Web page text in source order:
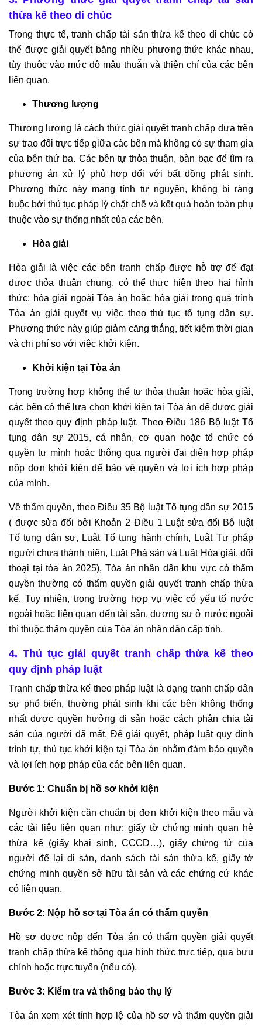
thừa kế theo di chúc
Trong thực tế, tranh chấp tài sản thừa kế theo di chúc có
thể được giải quyết bằng nhiều phương thức khác nhau,
tùy thuộc vào mức độ mâu thuẫn và thiện chí của các bên
liên quan.
Thương lượng
Thương lượng là cách thức giải quyết tranh chấp dựa trên
sự trao đổi trực tiếp giữa các bên mà không có sự tham gia
của bên thứ ba. Các bên tự thỏa thuận, bàn bạc để tìm ra
phương án xử lý phù hợp đối với bất đồng phát sinh.
Phương thức này mang tính tự nguyện, không bị ràng
buộc bởi thủ tục pháp lý chặt chẽ và kết quả hoàn toàn phụ
thuộc vào sự thống nhất của các bên.
Hòa giải
Hòa giải là việc các bên tranh chấp được hỗ trợ để đạt
được thỏa thuận chung, có thể thực hiện theo hai hình
thức: hòa giải ngoài Tòa án hoặc hòa giải trong quá trình
Tòa án giải quyết vụ việc theo thủ tục tố tụng dân sự.
Phương thức này giúp giảm căng thẳng, tiết kiệm thời gian
và chi phí so với việc khởi kiện.
Khởi kiện tại Tòa án
Trong trường hợp không thể tự thỏa thuận hoặc hòa giải,
các bên có thể lựa chọn khởi kiện tại Tòa án để được giải
quyết theo quy định pháp luật. Theo Điều 186 Bộ luật Tố
tụng dân sự 2015, cá nhân, cơ quan hoặc tổ chức có
quyền tự mình hoặc thông qua người đại diện hợp pháp
nộp đơn khởi kiện để bảo vệ quyền và lợi ích hợp pháp
của mình.
Về thẩm quyền, theo Điều 35 Bộ luật Tố tụng dân sự 2015
( được sửa đổi bởi Khoản 2 Điều 1 Luật sửa đổi Bộ luật
Tố tụng dân sự, Luật Tố tụng hành chính, Luật Tư pháp
người chưa thành niên, Luật Phá sản và Luật Hòa giải, đối
thoại tại tòa án 2025), Tòa án nhân dân khu vực có thẩm
quyền thường có thẩm quyền giải quyết tranh chấp thừa
kế. Tuy nhiên, trong trường hợp vụ việc có yếu tố nước
ngoài hoặc liên quan đến tài sản, đương sự ở nước ngoài
thì thuộc thẩm quyền của Tòa án nhân dân cấp tỉnh.
4. Thủ tục giải quyết tranh chấp thừa kế theo
quy định pháp luật
Tranh chấp thừa kế theo pháp luật là dạng tranh chấp dân
sự phổ biến, thường phát sinh khi các bên không thống
nhất được quyền hưởng di sản hoặc cách phân chia tài
sản của người đã mất. Để giải quyết, pháp luật quy định
trình tự, thủ tục khởi kiện tại Tòa án nhằm đảm bảo quyền
và lợi ích hợp pháp của các bên liên quan.
Bước 1: Chuẩn bị hồ sơ khởi kiện
Người khởi kiện cần chuẩn bị đơn khởi kiện theo mẫu và
các tài liệu liên quan như: giấy tờ chứng minh quan hệ
thừa kế (giấy khai sinh, CCCD…), giấy chứng tử của
người để lại di sản, danh sách tài sản thừa kế, giấy tờ
chứng minh quyền sở hữu tài sản và các chứng cứ khác
có liên quan.
Bước 2: Nộp hồ sơ tại Tòa án có thẩm quyền
Hồ sơ được nộp đến Tòa án có thẩm quyền giải quyết
tranh chấp thừa kế thông qua hình thức trực tiếp, qua bưu
chính hoặc trực tuyến (nếu có).
Bước 3: Kiểm tra và thông báo thụ lý
Tòa án xem xét tính hợp lệ của hồ sơ và thẩm quyền giải